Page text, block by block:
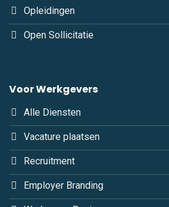
Opleidingen
Open Sollicitatie
Voor Werkgevers
Alle Diensten
Vacature plaatsen
Recruitment
Employer Branding